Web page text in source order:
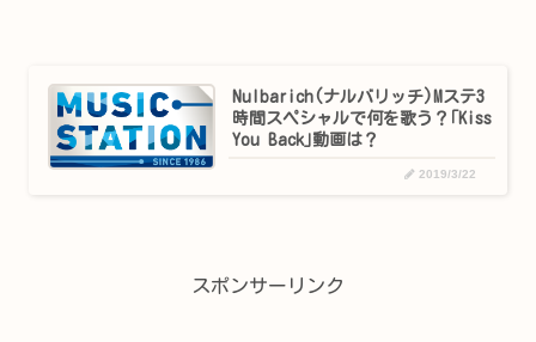
Nulbarich(ナルバリッチ)Mステ3
時間スペシャルで何を歌う？｢Kiss
You Back｣動画は？
2019/3/22
スポンサーリンク